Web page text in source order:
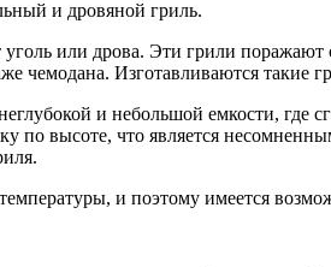
и дровяной гриль.
или дрова. Эти грили
чемодана. Изготавливаются такие
и небольшой емкости, где
по высоте, что является
и поэтому имеется